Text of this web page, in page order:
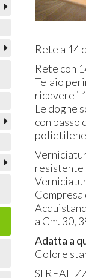
Rete a 14
Rete con
Telaio
ricevere i
Le doghe
con passo
resistente
a Cm. 30,
Adatta a
Colore
SI